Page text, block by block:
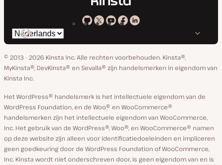
Kinsta
GitHub
Kinsta
X
Kinsta
YouTube
Kinsta
Facebook
Kinsta
Linkedin
Selecteer
taal
© 2013 - 2026 Kinsta Inc. Alle rechten voorbehouden. Kinsta®,
MyKinsta®, DevKinsta® en Sevalla® zijn handelsmerken in eigendom van
Kinsta Inc.
Het WordPress® handelsmerk is het intellectuele eigendom van de
WordPress Foundation, en de Woo® en WooCommerce®
handelsmerken zijn het intellectuele eigendom van WooCommerce,
Inc. Het gebruik van de WordPress®, Woo®, en WooCommerce® namen
op deze website zijn alleen voor identificatiedoeleinden en impliceren
geen goedkeuring door de WordPress Foundation of WooCommerce,
Inc. Kinsta wordt niet onderschreven door, is geen eigendom van en is